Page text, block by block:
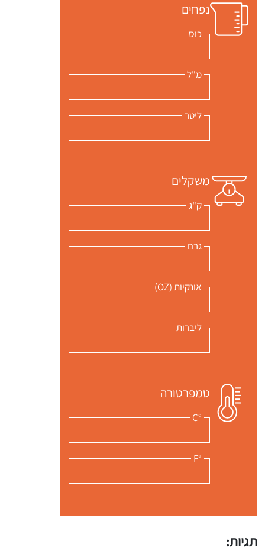
נפחים
כוס
מ"ל
ליטר
משקלים
ק"ג
גרם
אונקיות (OZ)
ליברות
טמפרטורה
°C
°F
תגיות: